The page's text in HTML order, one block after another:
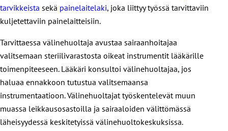
tarvikkeista sekä painelaitelaki, joka liittyy työssä tarvittaviin
kuljetettaviin painelaitteisiin.
Tarvittaessa välinehuoltaja avustaa sairaanhoitajaa
valitsemaan steriilivarastosta oikeat instrumentit lääkärille
toimenpiteeseen. Lääkäri konsultoi välinehuoltajaa, jos
haluaa ennakkoon tutustua valitsemaansa
instrumentaatioon. Välinehuoltajat työskentelevät muun
muassa leikkausosastoilla ja sairaaloiden välittömässä
läheisyydessä keskitetyissä välinehuoltokeskuksissa.